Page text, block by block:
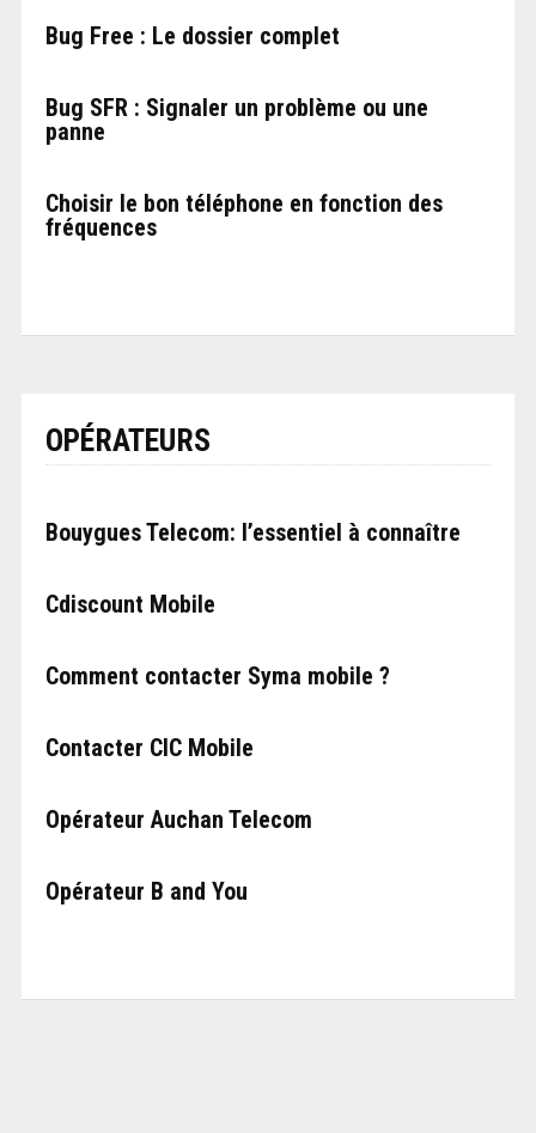
Bug Free : Le dossier complet
Bug SFR : Signaler un problème ou une
panne
Choisir le bon téléphone en fonction des
fréquences
OPÉRATEURS
Bouygues Telecom: l’essentiel à connaître
Cdiscount Mobile
Comment contacter Syma mobile ?
Contacter CIC Mobile
Opérateur Auchan Telecom
Opérateur B and You